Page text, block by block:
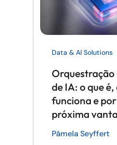
Data & AI Solutions
Orquestração
de IA: o que
funciona e por
próxima
competitiva
Pâmela Seyffert